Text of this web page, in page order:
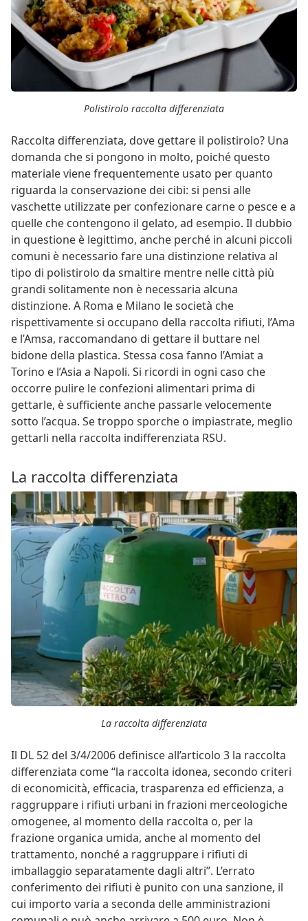
Polistirolo raccolta differenziata
Raccolta differenziata, dove gettare il polistirolo? Una
domanda che si pongono in molto, poiché questo
materiale viene frequentemente usato per quanto
riguarda la conservazione dei cibi: si pensi alle
vaschette utilizzate per confezionare carne o pesce e a
quelle che contengono il gelato, ad esempio. Il dubbio
in questione è legittimo, anche perché in alcuni piccoli
comuni è necessario fare una distinzione relativa al
tipo di polistirolo da smaltire mentre nelle città più
grandi solitamente non è necessaria alcuna
distinzione. A Roma e Milano le società che
rispettivamente si occupano della raccolta rifiuti, l’Ama
e l’Amsa, raccomandano di gettare il buttare nel
bidone della plastica. Stessa cosa fanno l’Amiat a
Torino e l’Asia a Napoli. Si ricordi in ogni caso che
occorre pulire le confezioni alimentari prima di
gettarle, è sufficiente anche passarle velocemente
sotto l’acqua. Se troppo sporche o impiastrate, meglio
gettarli nella raccolta indifferenziata RSU.
La raccolta differenziata
La raccolta differenziata
Il DL 52 del 3/4/2006 definisce all’articolo 3 la raccolta
differenziata come “la raccolta idonea, secondo criteri
di economicità, efficacia, trasparenza ed efficienza, a
raggruppare i rifiuti urbani in frazioni merceologiche
omogenee, al momento della raccolta o, per la
frazione organica umida, anche al momento del
trattamento, nonché a raggruppare i rifiuti di
imballaggio separatamente dagli altri”. L’errato
conferimento dei rifiuti è punito con una sanzione, il
cui importo varia a seconda delle amministrazioni